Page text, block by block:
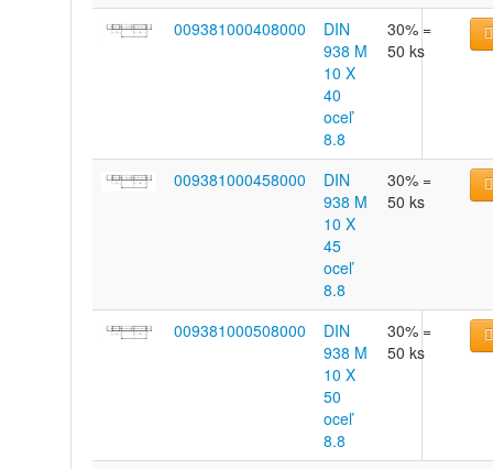
009381000408000
DIN
938 M
10 X
40
oceľ
8.8
30% =
50 ks
009381000458000
DIN
938 M
10 X
45
oceľ
8.8
30% =
50 ks
009381000508000
DIN
938 M
10 X
50
oceľ
8.8
30% =
50 ks